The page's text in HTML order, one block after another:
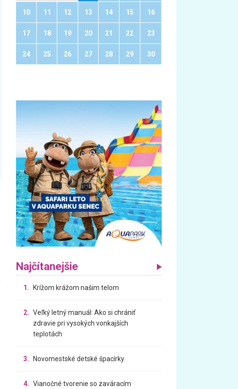
10 11 12 13 14 15 16
17 18 19 20 21 22 23
24 25 26 27 28 29 30
Najčítanejšie
1. Krížom krážom našim telom
2. Veľký letný manuál: Ako si chrániť
zdravie pri vysokých vonkajších
teplotách
3. Novomestské detské špacírky
4. Vianočné tvorenie so zaváracím